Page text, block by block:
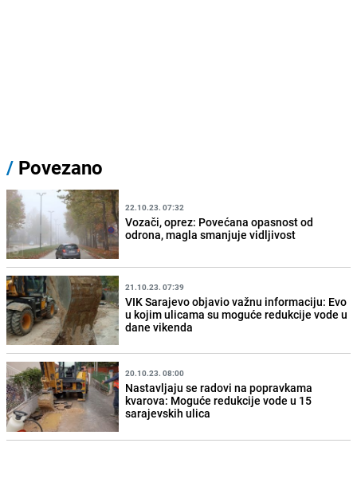
/ Povezano
22.10.23. 07:32
Vozači, oprez: Povećana opasnost od
odrona, magla smanjuje vidljivost
21.10.23. 07:39
VIK Sarajevo objavio važnu informaciju: Evo
u kojim ulicama su moguće redukcije vode u
dane vikenda
20.10.23. 08:00
Nastavljaju se radovi na popravkama
kvarova: Moguće redukcije vode u 15
sarajevskih ulica